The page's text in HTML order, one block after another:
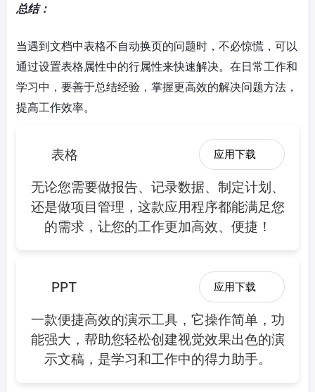
总结：
当遇到文档中表格不自动换页的问题时，不必惊慌，可以
通过设置表格属性中的行属性来快速解决。在日常工作和
学习中，要善于总结经验，掌握更高效的解决问题方法，
提高工作效率。
表格 应用下载
无论您需要做报告、记录数据、制定计划、
还是做项目管理，这款应用程序都能满足您
的需求，让您的工作更加高效、便捷！
PPT 应用下载
一款便捷高效的演示工具，它操作简单，功
能强大，帮助您轻松创建视觉效果出色的演
示文稿，是学习和工作中的得力助手。